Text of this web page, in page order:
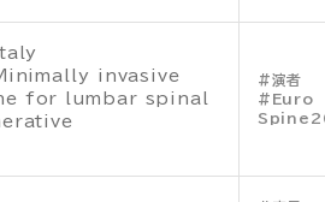
invasive
for lumbar spinal
演者
Euro